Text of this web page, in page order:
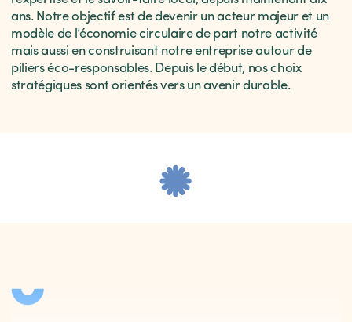
ans. Notre objectif est de devenir un acteur majeur et un
modèle de l’économie circulaire de part notre activité
mais aussi en construisant notre entreprise autour de
piliers éco-responsables. Depuis le début, nos choix
stratégiques sont orientés vers un avenir durable.